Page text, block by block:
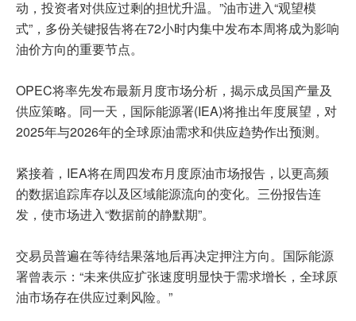
动，投资者对供应过剩的担忧升温。”油市进入“观望模
式”，多份关键报告将在72小时内集中发布本周将成为影响
油价方向的重要节点。
OPEC将率先发布最新月度市场分析，揭示成员国产量及
供应策略。同一天，国际能源署(IEA)将推出年度展望，对
2025年与2026年的全球原油需求和供应趋势作出预测。
紧接着，IEA将在周四发布月度原油市场报告，以更高频
的数据追踪库存以及区域能源流向的变化。三份报告连
发，使市场进入“数据前的静默期”。
交易员普遍在等待结果落地后再决定押注方向。国际能源
署曾表示：“未来供应扩张速度明显快于需求增长，全球原
油市场存在供应过剩风险。”